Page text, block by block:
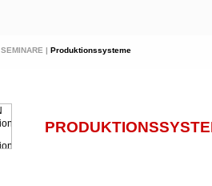
SEMINARE | Produktionssysteme